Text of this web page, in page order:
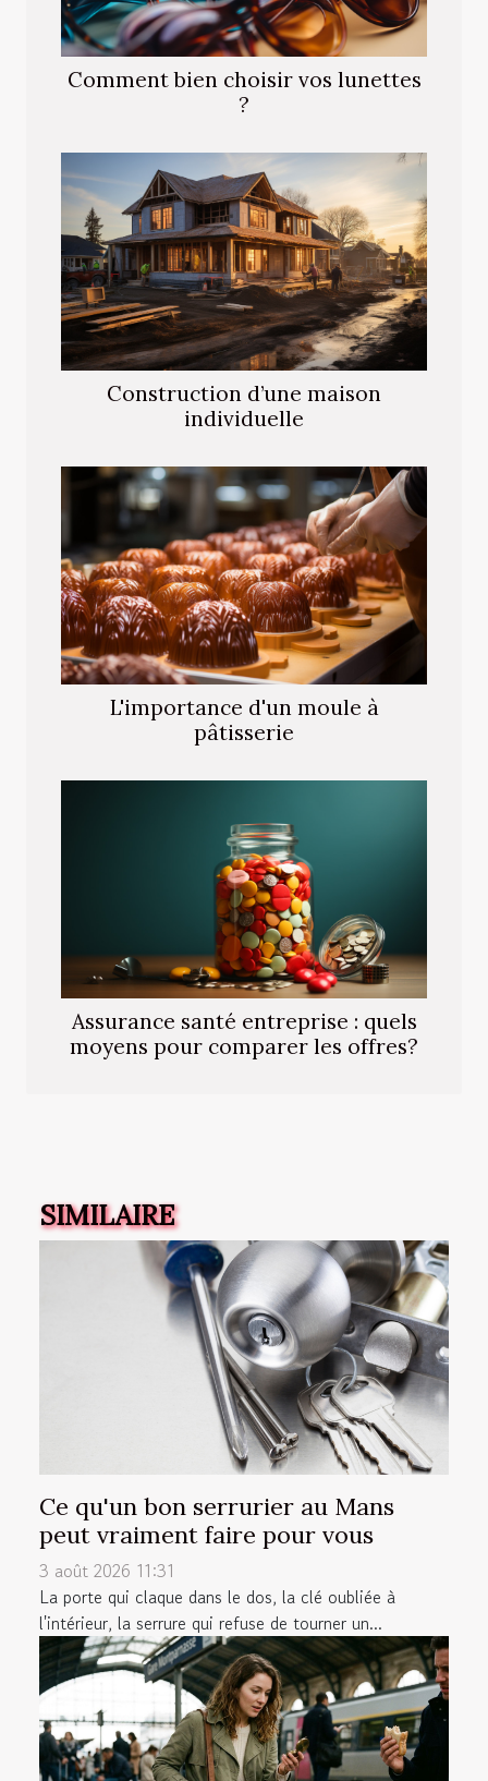
Comment bien choisir vos lunettes
?
Construction d’une maison
individuelle
L'importance d'un moule à
pâtisserie
Assurance santé entreprise : quels
moyens pour comparer les offres?
SIMILAIRE
Ce qu'un bon serrurier au Mans
peut vraiment faire pour vous
3 août 2026 11:31
La porte qui claque dans le dos, la clé oubliée à
l'intérieur, la serrure qui refuse de tourner un...